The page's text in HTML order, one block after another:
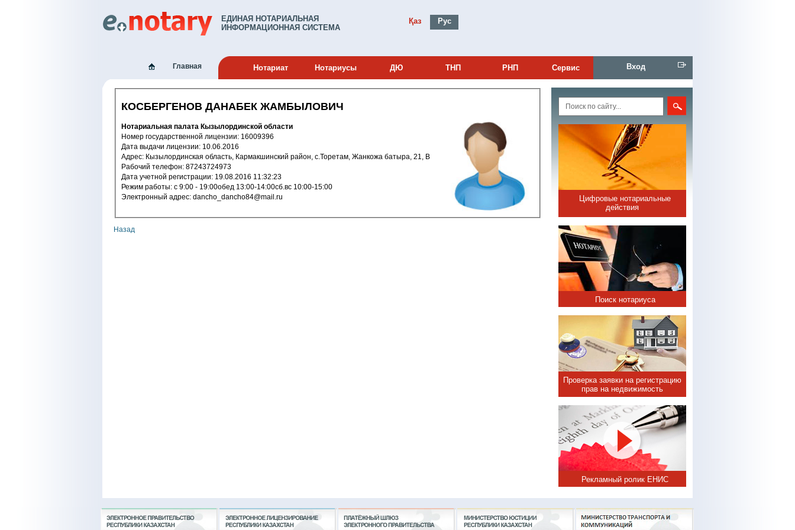
ЕДИНАЯ НОТАРИАЛЬНАЯ
ИНФОРМАЦИОННАЯ СИСТЕМА
Қаз Рус
Главная Нотариат Нотариусы ДЮ ТНП РНП Сервис Вход
КОСБЕРГЕНОВ ДАНАБЕК ЖАМБЫЛОВИЧ
Нотариальная палата Кызылординской области
Номер государственной лицензии: 16009396
Дата выдачи лицензии: 10.06.2016
Адрес: Кызылординская область, Кармакшинский район, с.Торетам, Жанкожа батыра, 21, В
Рабочий телефон: 87243724973
Дата учетной регистрации: 19.08.2016 11:32:23
Режим работы: с 9:00 - 19:00обед 13:00-14:00сб.вс 10:00-15:00
Электронный адрес: dancho_dancho84@mail.ru
Назад
Цифровые нотариальные
действия
Поиск нотариуса
Проверка заявки на регистрацию
прав на недвижимость
Рекламный ролик ЕНИС